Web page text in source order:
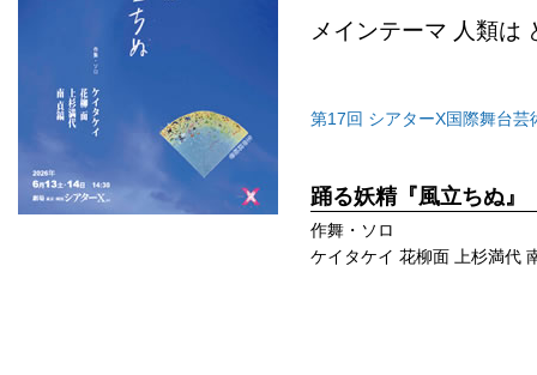
メインテーマ 人類は
第17回 シアターΧ国際舞台
踊る妖精『風立ちぬ』
作舞・ソロ
ケイタケイ 花柳面 上杉満代